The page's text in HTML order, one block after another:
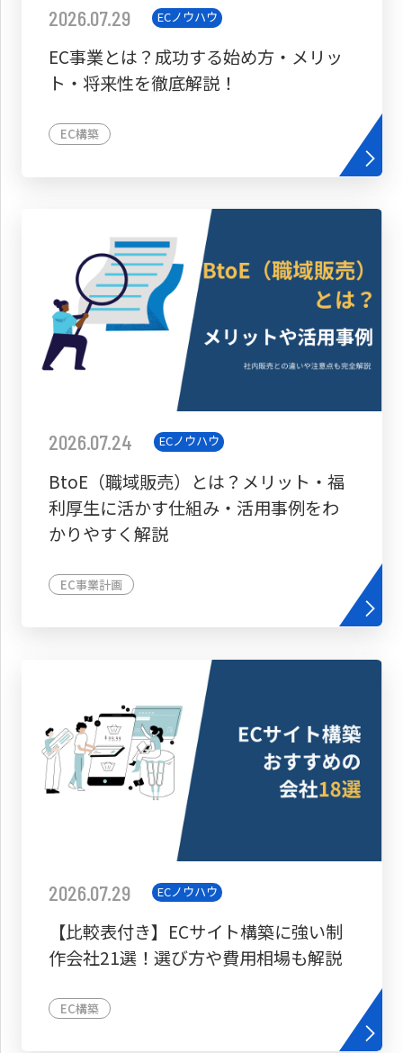
2026.07.29 ECノウハウ
EC事業とは？成功する始め方・メリッ
ト・将来性を徹底解説！
EC構築
2026.07.24 ECノウハウ
BtoE（職域販売）とは？メリット・福
利厚生に活かす仕組み・活用事例をわ
かりやすく解説
EC事業計画
2026.07.29 ECノウハウ
【比較表付き】ECサイト構築に強い制
作会社21選！選び方や費用相場も解説
EC構築